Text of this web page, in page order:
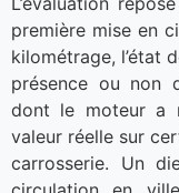
première mise en
kilométrage, l’état
présence ou non
dont le moteur a
valeur réelle sur
carrosserie. Un